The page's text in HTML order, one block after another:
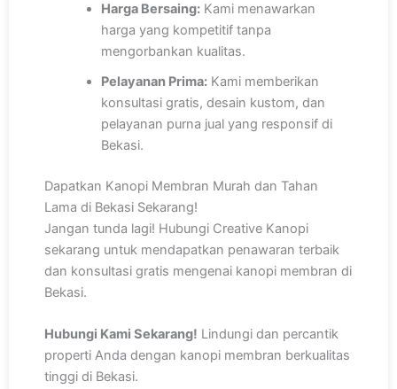
Harga Bersaing:Kami menawarkan
harga yang kompetitif tanpa
mengorbankan kualitas.
Pelayanan Prima:Kami memberikan
konsultasi gratis, desain kustom, dan
pelayanan purna jual yang responsif di
Bekasi.
Dapatkan Kanopi Membran Murah dan Tahan
Lama di Bekasi Sekarang!
Jangan tunda lagi! Hubungi Creative Kanopi
sekarang untuk mendapatkan penawaran terbaik
dan konsultasi gratis mengenai kanopi membran di
Bekasi.
Hubungi Kami Sekarang! Lindungi dan percantik
properti Anda dengan kanopi membran berkualitas
tinggi di Bekasi.